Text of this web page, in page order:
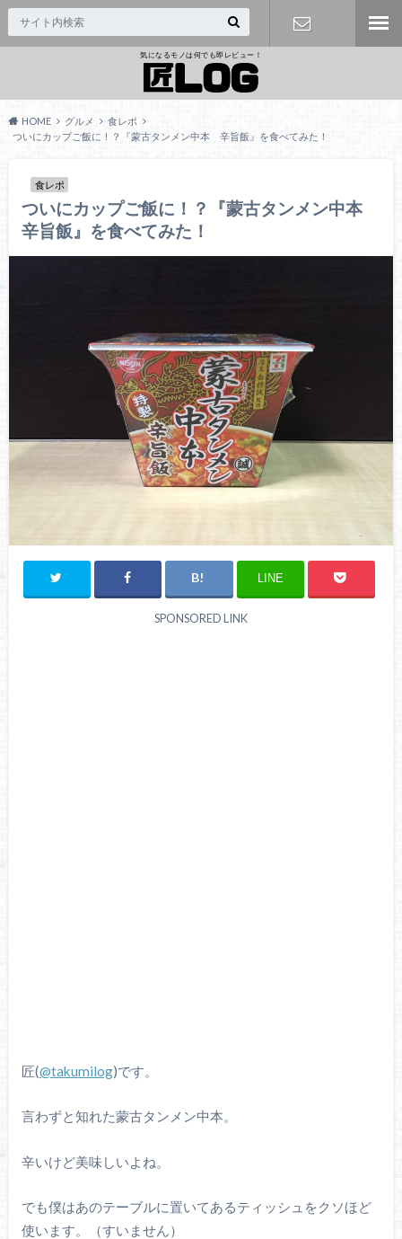
気になるモノは何でも即レビュー！
HOME グルメ
食レポ
ついにカップご飯に！？『蒙古タンメン中本 辛旨飯』を食べてみた！
食レポ
ついにカップご飯に！？『蒙古タンメン中本
辛旨飯』を食べてみた！
LINE
SPONSORED LINK
匠(@takumilog)です。
言わずと知れた蒙古タンメン中本。
辛いけど美味しいよね。
でも僕はあのテーブルに置いてあるティッシュをクソほど
使います。（すいません）